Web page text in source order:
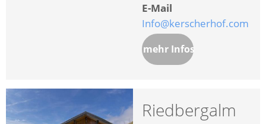
E-Mail
Info@kerscherhof.com
mehr Infos
Riedbergalm